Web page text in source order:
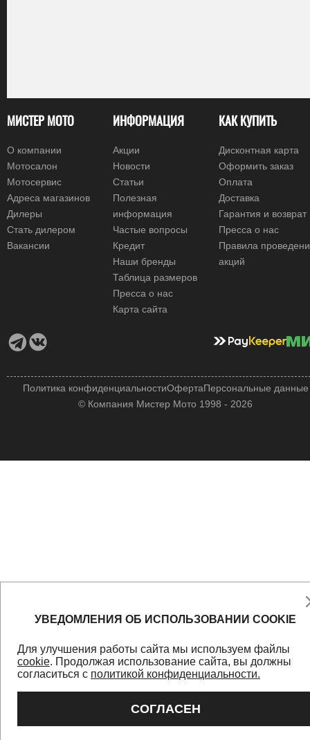
МИСТЕР МОТО
О компании
Мотосалон
Мотосервис
Адреса магазинов
Дилеры
Стать дилером
Вакансии
ИНФОРМАЦИЯ
Акции
Новости
Статьи
Полезная
информация
Частые вопросы
Кредит
Наши бренды
Таблица размеров
Пресса о нас
Карта сайта
КАК КУПИТЬ
Дисконтная карта
Оформить заказ
Оплата
Доставка
Гарантия и возврат
Пресса о нас
Правила
акций
© Компания Мистер Мото 1998 - 2026
Политика конфиденциальностиОфертаПерсональные данные
УВЕДОМЛЕНИЯ ОБ ИСПОЛЬЗОВАНИИ COOKIE
Для улучшения работы сайта мы используем файлы
cookie. Продолжая использование сайта, вы должны
согласиться с политикой конфиденциальности.
СОГЛАСЕН